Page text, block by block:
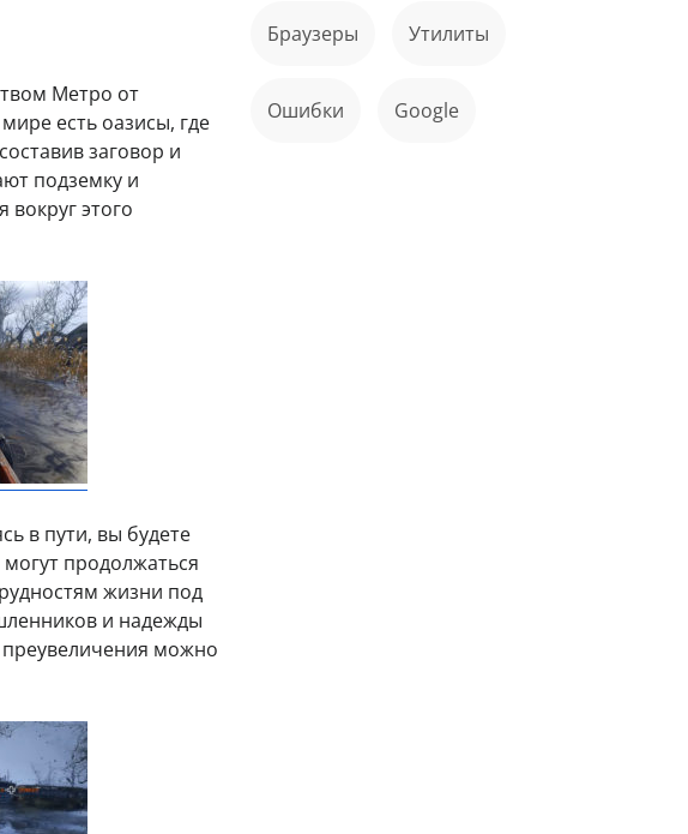
Метро от
есть оазисы, где
заговор и
подземку и
этого
в пути, вы будете
продолжаться
жизни под
и надежды
преувеличения можно
Браузеры Утилиты
ошибки Google